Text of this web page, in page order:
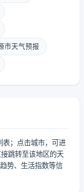
市天气预报
表；点击城市，可进
跳转至该地区的天
势、生活指数等信